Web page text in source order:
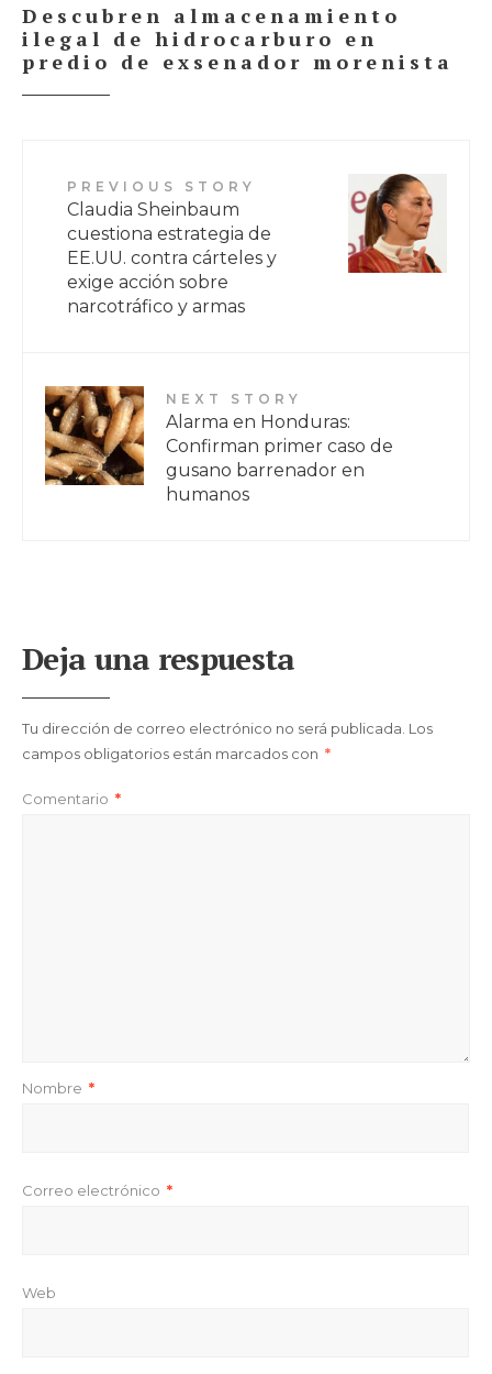
Descubren almacenamiento
ilegal de hidrocarburo en
predio de exsenador morenista
PREVIOUS STORY
Claudia Sheinbaum
cuestiona estrategia de
EE.UU. contra cárteles y
exige acción sobre
narcotráfico y armas
NEXT STORY
Alarma en Honduras:
Confirman primer caso de
gusano barrenador en
humanos
Deja una respuesta
Tu dirección de correo electrónico no será publicada. Los
campos obligatorios están marcados con *
Comentario *
Nombre *
Correo electrónico *
Web